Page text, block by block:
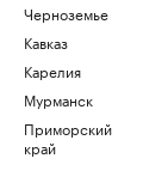
Черноземье
Кавказ
Карелия
Мурманск
Приморский
край